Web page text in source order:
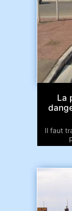
La
Il faut